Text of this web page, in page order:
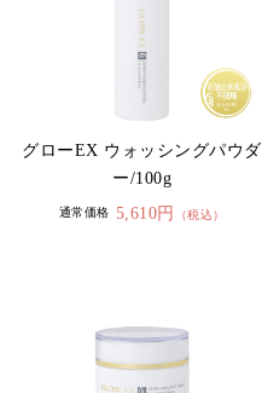
グローEX ウォッシングパウダ
ー/100g
通常価格 5,610円 （税込）